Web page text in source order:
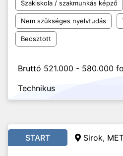
Szakiskola / szakmunkás képző
Nem szükséges nyelvtudás
Beosztott
Bruttó 521.000 - 580.000
Technikus
START Sirok,